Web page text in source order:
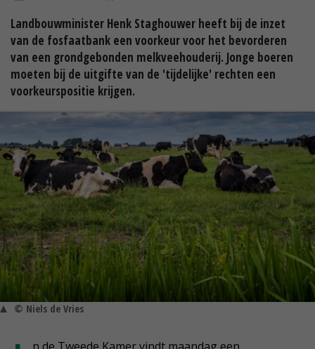
Landbouwminister Henk Staghouwer heeft bij de inzet
van de fosfaatbank een voorkeur voor het bevorderen
van een grondgebonden melkveehouderij. Jonge boeren
moeten bij de uitgifte van de 'tijdelijke' rechten een
voorkeurspositie krijgen.
© Niels de Vries